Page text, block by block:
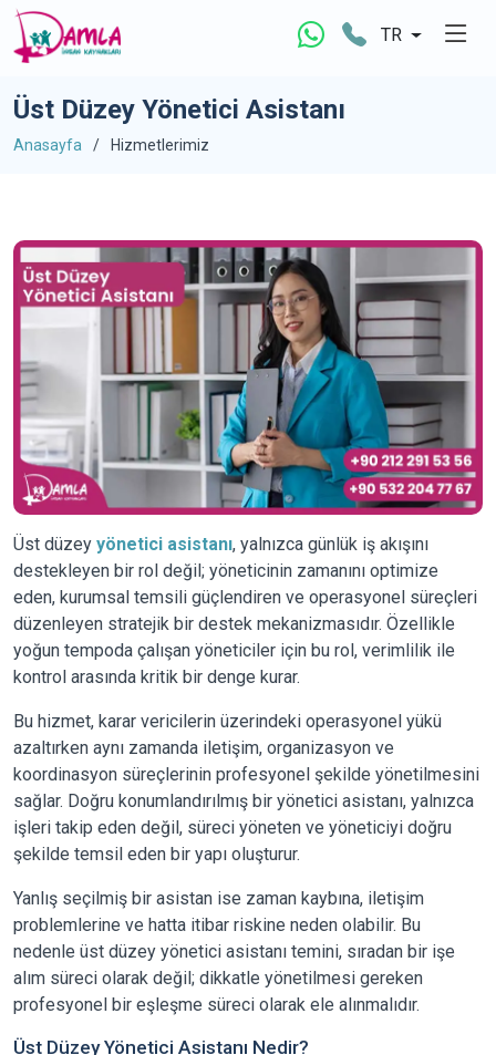
TR
Üst Düzey Yönetici Asistanı
Anasayfa Hizmetlerimiz
Üst düzey yönetici asistanı, yalnızca günlük iş akışını
destekleyen bir rol değil; yöneticinin zamanını optimize
eden, kurumsal temsili güçlendiren ve operasyonel süreçleri
düzenleyen stratejik bir destek mekanizmasıdır. Özellikle
yoğun tempoda çalışan yöneticiler için bu rol, verimlilik ile
kontrol arasında kritik bir denge kurar.
Bu hizmet, karar vericilerin üzerindeki operasyonel yükü
azaltırken aynı zamanda iletişim, organizasyon ve
koordinasyon süreçlerinin profesyonel şekilde yönetilmesini
sağlar. Doğru konumlandırılmış bir yönetici asistanı, yalnızca
işleri takip eden değil, süreci yöneten ve yöneticiyi doğru
şekilde temsil eden bir yapı oluşturur.
Yanlış seçilmiş bir asistan ise zaman kaybına, iletişim
problemlerine ve hatta itibar riskine neden olabilir. Bu
nedenle üst düzey yönetici asistanı temini, sıradan bir işe
alım süreci olarak değil; dikkatle yönetilmesi gereken
profesyonel bir eşleşme süreci olarak ele alınmalıdır.
Üst Düzey Yönetici Asistanı Nedir?